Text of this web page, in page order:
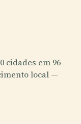
cidades em 96
local —